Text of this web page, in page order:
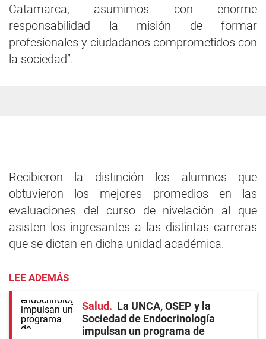
Catamarca, asumimos con enorme
responsabilidad la misión de formar
profesionales y ciudadanos comprometidos con
la sociedad”.
Recibieron la distinción los alumnos que
obtuvieron los mejores promedios en las
evaluaciones del curso de nivelación al que
asisten los ingresantes a las distintas carreras
que se dictan en dicha unidad académica.
LEE ADEMÁS
Salud
La UNCA, OSEP y la
Sociedad de Endocrinología
impulsan un programa de